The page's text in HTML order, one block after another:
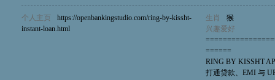
个人主页
https://openbankingstudio.com/ring-by-kissht-
instant-loan.html
生肖
猴
兴趣爱好
======
RING BY KISSHT
打通贷款、EMI 与